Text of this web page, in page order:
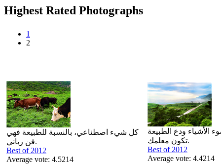
Highest Rated Photographs
1
2
كل شيء اصطناعي، بالنسبة للطبيعة فهي
فن رباني.
Best of 2012
Average vote: 4.5214
الأشياء ودع الطبيعة
تكون معلمك.
Best of 2012
Average vote: 4.4214